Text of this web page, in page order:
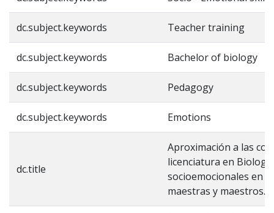
dc.subject.keywords Teacher training
dc.subject.keywords Bachelor of biology
dc.subject.keywords Pedagogy
dc.subject.keywords Emotions
dc.title
Aproximación a las
licenciatura en
socioemocionales en
maestras y maestros.